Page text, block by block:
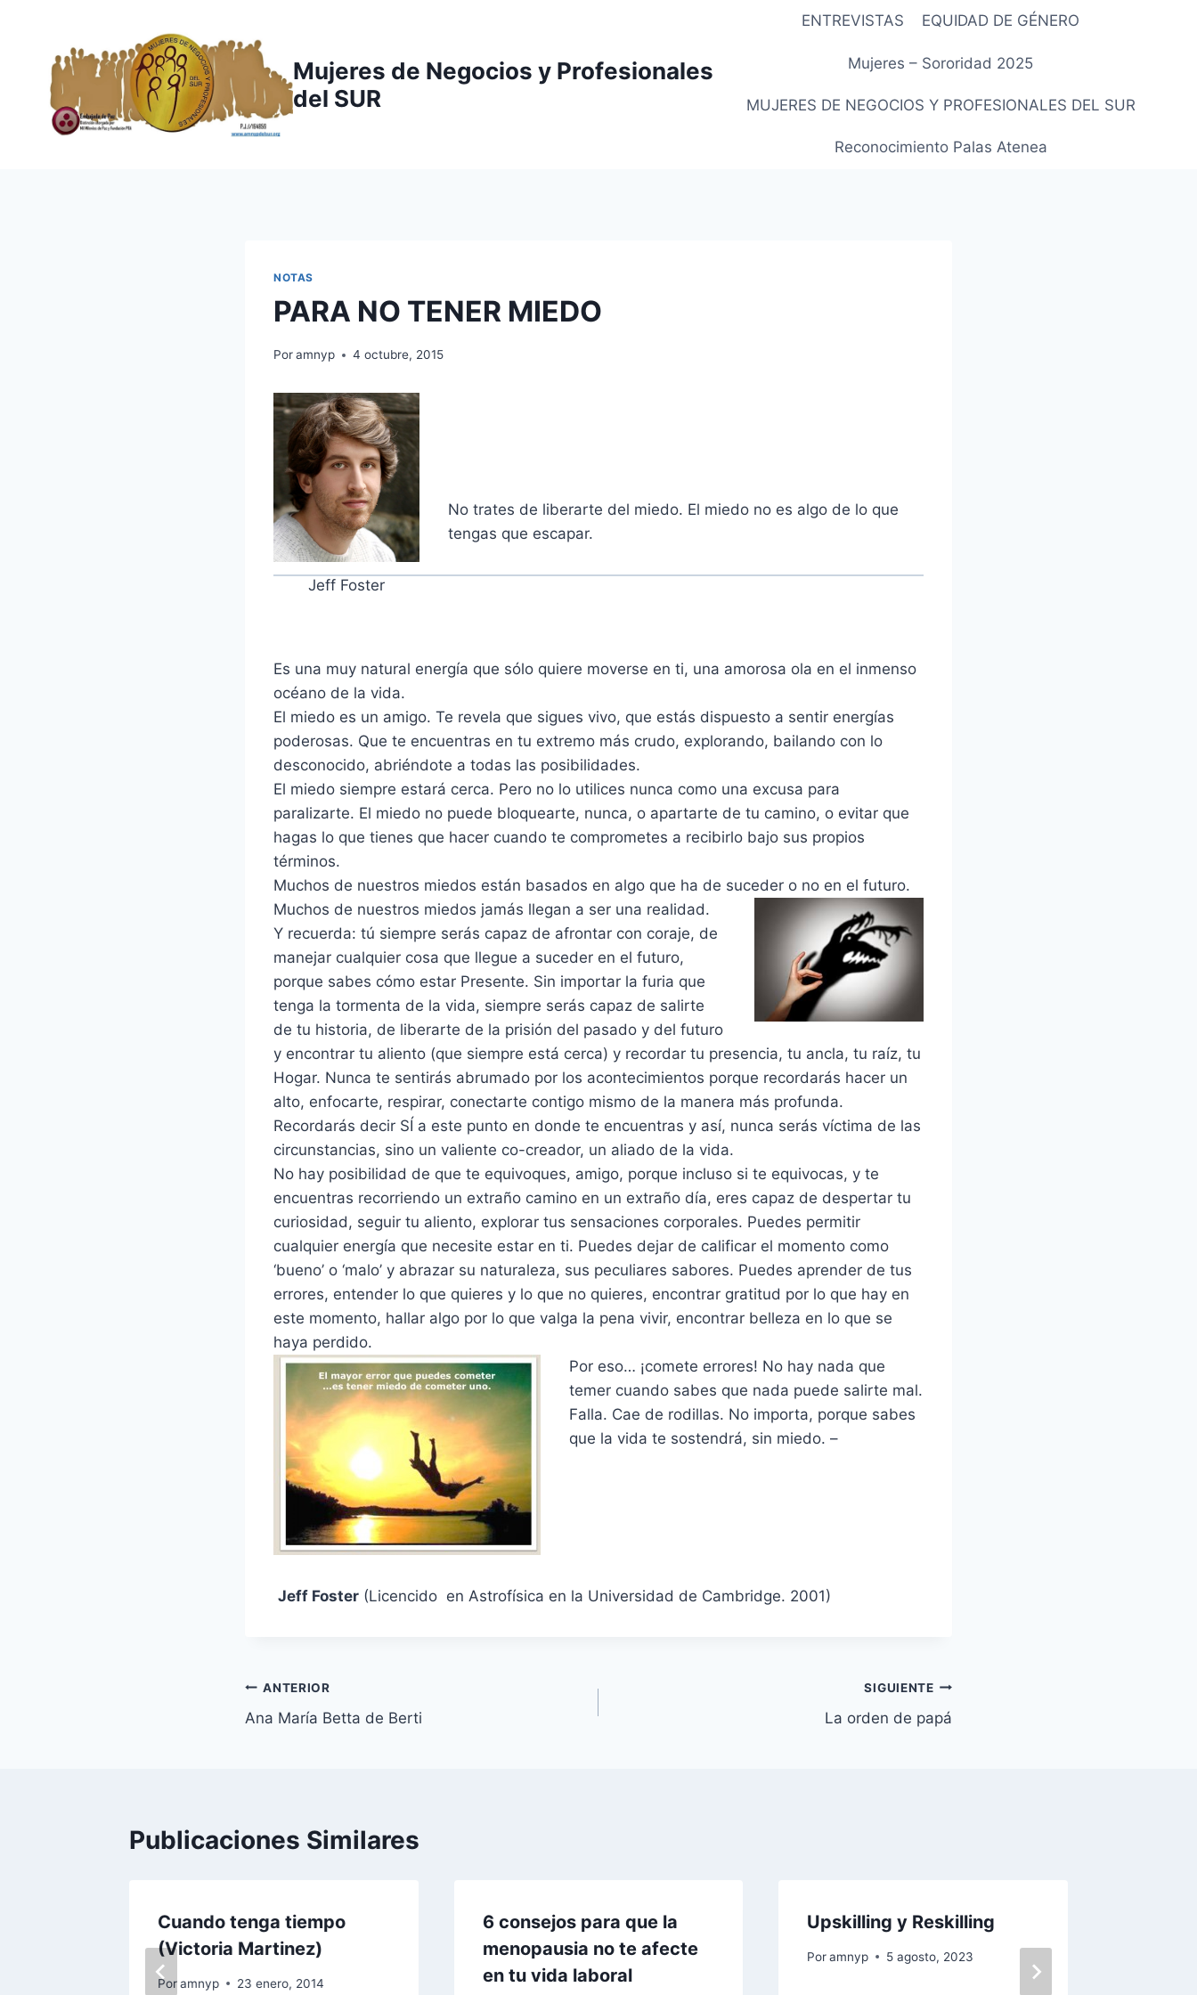
contenido
Mujeres de Negocios y Profesionales
del SUR
ENTREVISTAS EQUIDAD DE GÉNERO
Mujeres – Sororidad 2025
MUJERES DE NEGOCIOS Y PROFESIONALES DEL SUR
Reconocimiento Palas Atenea
NOTAS
PARA NO TENER MIEDO
Poramnyp 4 octubre, 2015
Jeff Foster
No trates de liberarte del miedo. El miedo no es algo de lo que
tengas que escapar.
Es una muy natural energía que sólo quiere moverse en ti, una amorosa ola en el inmenso
océano de la vida.
El miedo es un amigo. Te revela que sigues vivo, que estás dispuesto a sentir energías
poderosas. Que te encuentras en tu extremo más crudo, explorando, bailando con lo
desconocido, abriéndote a todas las posibilidades.
El miedo siempre estará cerca. Pero no lo utilices nunca como una excusa para
paralizarte. El miedo no puede bloquearte, nunca, o apartarte de tu camino, o evitar que
hagas lo que tienes que hacer cuando te comprometes a recibirlo bajo sus propios
términos.
Muchos de nuestros miedos están basados en algo que ha de suceder o no en el futuro.
Muchos de nuestros miedos jamás llegan a ser una realidad.
Y recuerda: tú siempre serás capaz de afrontar con coraje, de
manejar cualquier cosa que llegue a suceder en el futuro,
porque sabes cómo estar Presente. Sin importar la furia que
tenga la tormenta de la vida, siempre serás capaz de salirte
de tu historia, de liberarte de la prisión del pasado y del futuro
y encontrar tu aliento (que siempre está cerca) y recordar tu presencia, tu ancla, tu raíz, tu
Hogar. Nunca te sentirás abrumado por los acontecimientos porque recordarás hacer un
alto, enfocarte, respirar, conectarte contigo mismo de la manera más profunda.
Recordarás decir SÍ a este punto en donde te encuentras y así, nunca serás víctima de las
circunstancias, sino un valiente co-creador, un aliado de la vida.
No hay posibilidad de que te equivoques, amigo, porque incluso si te equivocas, y te
encuentras recorriendo un extraño camino en un extraño día, eres capaz de despertar tu
curiosidad, seguir tu aliento, explorar tus sensaciones corporales. Puedes permitir
cualquier energía que necesite estar en ti. Puedes dejar de calificar el momento como
‘bueno’ o ‘malo’ y abrazar su naturaleza, sus peculiares sabores. Puedes aprender de tus
errores, entender lo que quieres y lo que no quieres, encontrar gratitud por lo que hay en
este momento, hallar algo por lo que valga la pena vivir, encontrar belleza en lo que se
haya perdido.
Por eso… ¡comete errores! No hay nada que
temer cuando sabes que nada puede salirte mal.
Falla. Cae de rodillas. No importa, porque sabes
que la vida te sostendrá, sin miedo. –
Jeff Foster (Licencido en Astrofísica en la Universidad de Cambridge. 2001)
Navegación
de
ANTERIOR
Ana María Betta de Berti
SIGUIENTE
La orden de papá
Publicaciones Similares
Cuando tenga tiempo
(Victoria Martinez)
Poramnyp 23 enero, 2014
6 consejos para que la
menopausia no te afecte
en tu vida laboral
Upskilling y Reskilling
Por amnyp 5 agosto, 2023